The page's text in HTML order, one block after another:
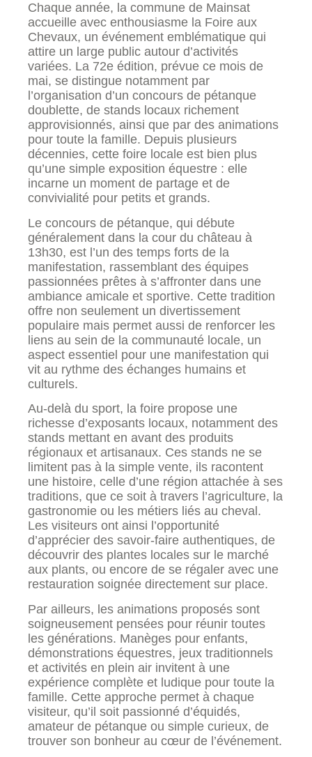
Chaque année, la commune de Mainsat
accueille avec enthousiasme la Foire aux
Chevaux, un événement emblématique qui
attire un large public autour d’activités
variées. La 72e édition, prévue ce mois de
mai, se distingue notamment par
l’organisation d’un concours de pétanque
doublette, de stands locaux richement
approvisionnés, ainsi que par des animations
pour toute la famille. Depuis plusieurs
décennies, cette foire locale est bien plus
qu’une simple exposition équestre : elle
incarne un moment de partage et de
convivialité pour petits et grands.
Le concours de pétanque, qui débute
généralement dans la cour du château à
13h30, est l’un des temps forts de la
manifestation, rassemblant des équipes
passionnées prêtes à s’affronter dans une
ambiance amicale et sportive. Cette tradition
offre non seulement un divertissement
populaire mais permet aussi de renforcer les
liens au sein de la communauté locale, un
aspect essentiel pour une manifestation qui
vit au rythme des échanges humains et
culturels.
Au-delà du sport, la foire propose une
richesse d’exposants locaux, notamment des
stands mettant en avant des produits
régionaux et artisanaux. Ces stands ne se
limitent pas à la simple vente, ils racontent
une histoire, celle d’une région attachée à ses
traditions, que ce soit à travers l’agriculture, la
gastronomie ou les métiers liés au cheval.
Les visiteurs ont ainsi l’opportunité
d’apprécier des savoir-faire authentiques, de
découvrir des plantes locales sur le marché
aux plants, ou encore de se régaler avec une
restauration soignée directement sur place.
Par ailleurs, les animations proposés sont
soigneusement pensées pour réunir toutes
les générations. Manèges pour enfants,
démonstrations équestres, jeux traditionnels
et activités en plein air invitent à une
expérience complète et ludique pour toute la
famille. Cette approche permet à chaque
visiteur, qu’il soit passionné d’équidés,
amateur de pétanque ou simple curieux, de
trouver son bonheur au cœur de l’événement.